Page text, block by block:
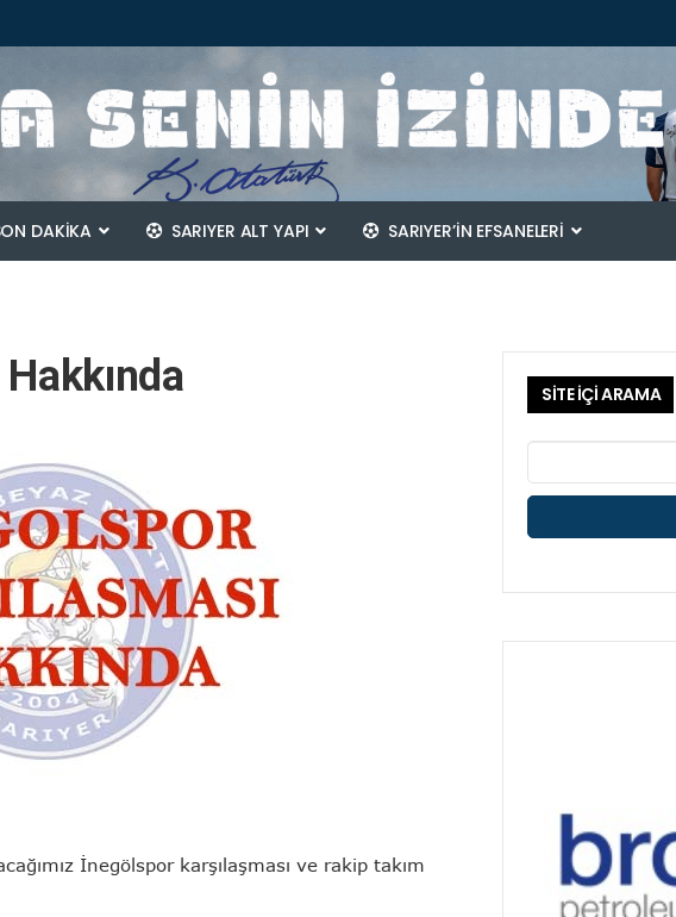
DAKİKA SARIYER ALT YAPI SARIYER’IN EFSANELERI
İnegölspor karşılaşması ve rakip takım
SİTE İÇİ ARAMA